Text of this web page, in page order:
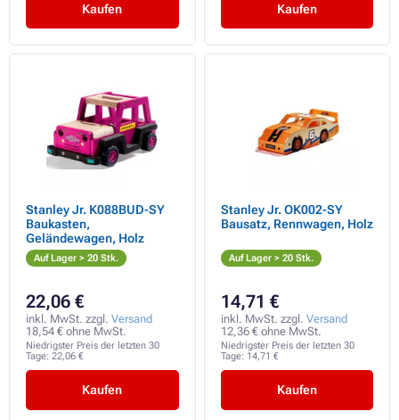
Kaufen Kaufen
Stanley Jr. K088BUD-SY
Baukasten,
Geländewagen, Holz
Auf Lager > 20 Stk.
22,06 €
inkl. MwSt. zzgl. Versand
18,54 € ohne MwSt.
Niedrigster Preis der letzten 30
Tage: 22,06 €
Kaufen
Stanley Jr. OK002-SY
Bausatz, Rennwagen, Holz
Auf Lager > 20 Stk.
14,71 €
inkl. MwSt. zzgl. Versand
12,36 € ohne MwSt.
Niedrigster Preis der letzten 30
Tage: 14,71 €
Kaufen